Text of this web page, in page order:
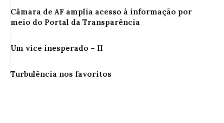
Câmara de AF amplia acesso à informação por
meio do Portal da Transparência
Um vice inesperado – II
Turbulência nos favoritos